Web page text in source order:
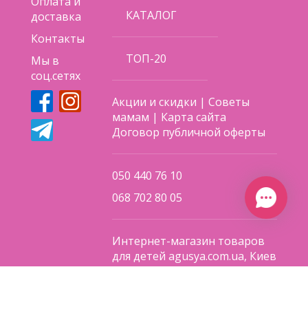
доставка
Контакты
Мы в
соц.сетях
КАТАЛОГ
ТОП-20
Акции и скидки |Советы
мамам | Карта сайта
Договор публичной оферты
050 440 76 10
068 702 80 05
Интернет-магазин товаров
для детей agusya.com.ua, Киев
Пн — Вс: с 10:00 до 20:00